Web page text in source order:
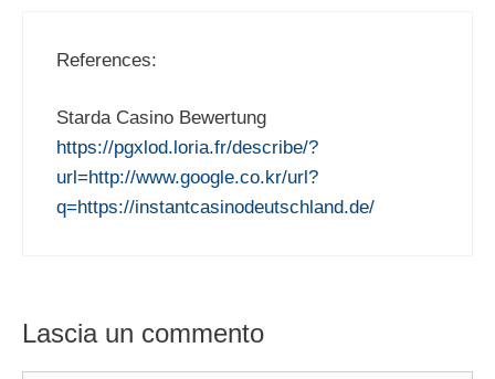
References:
Starda Casino Bewertung
https://pgxlod.loria.fr/describe/?
url=http://www.google.co.kr/url?
q=https://instantcasinodeutschland.de/
Lascia un commento